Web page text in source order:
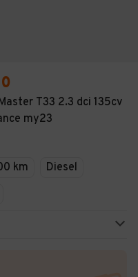
T33 2.3 dci 135cv
my23
km
Diesel